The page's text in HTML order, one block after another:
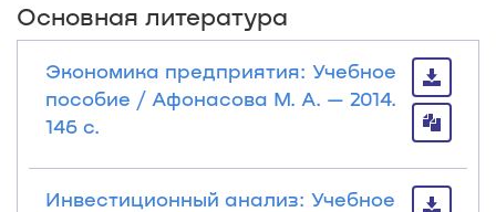
Основная литература
Экономика предприятия: Учебное
пособие / Афонасова М. А. — 2014.
146 с.
Инвестиционный анализ: Учебное